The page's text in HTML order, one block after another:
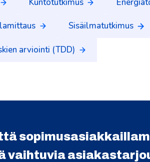
Sisäilmatutkimus
arviointi (TDD)
vaihtuvia